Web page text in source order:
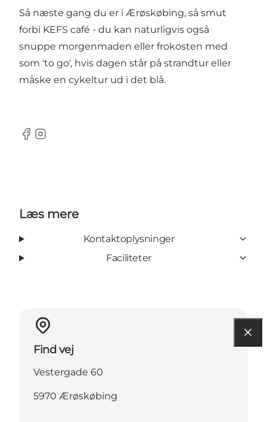
Så næste gang du er i Ærøskøbing, så smut
forbi KEFS café - du kan naturligvis også
snuppe morgenmaden eller frokosten med
som 'to go', hvis dagen står på strandtur eller
måske en cykeltur ud i det blå.
Facebook
Instagram
Læs mere
Kontaktoplysninger
Faciliteter
Find vej
Vestergade 60
5970 Ærøskøbing